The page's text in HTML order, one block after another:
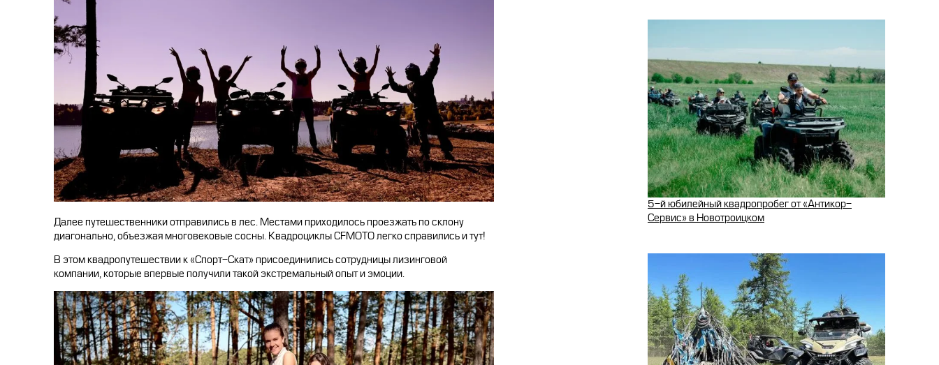
Далее путешественники отправились в лес. Местами приходилось проезжать по склону
диагонально, объезжая многовековые сосны. Квадроциклы CFMOTO легко справились и тут!
В этом квадропутешествии к «Спорт-Скат» присоединились сотрудницы лизинговой
компании, которые впервые получили такой экстремальный опыт и эмоции.
5-й юбилейный квадропробег от «Антикор-
Сервис» в Новотроицком